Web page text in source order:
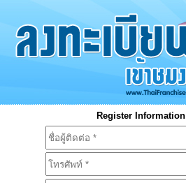
Register Information